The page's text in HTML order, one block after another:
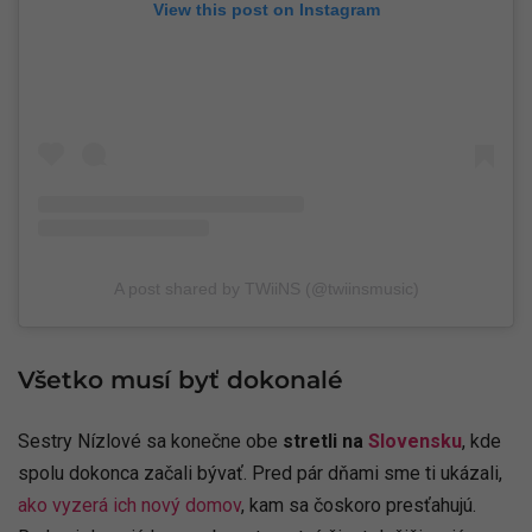
View this post on Instagram
Všetko musí byť dokonalé
Sestry Nízlové sa konečne obe stretli na Slovensku, kde
spolu dokonca začali bývať. Pred pár dňami sme ti ukázali,
ako vyzerá ich nový domov, kam sa čoskoro presťahujú.